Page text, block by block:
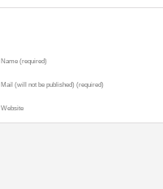
Name (required)
Mail (will not be published) (required)
Website